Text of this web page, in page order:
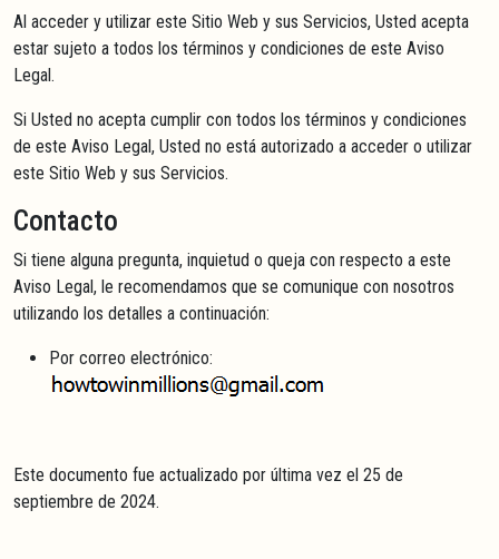
Al acceder y utilizar este Sitio Web y sus Servicios, Usted acepta
estar sujeto a todos los términos y condiciones de este Aviso
Legal.
Si Usted no acepta cumplir con todos los términos y condiciones
de este Aviso Legal, Usted no está autorizado a acceder o utilizar
este Sitio Web y sus Servicios.
Contacto
Si tiene alguna pregunta, inquietud o queja con respecto a este
Aviso Legal, le recomendamos que se comunique con nosotros
utilizando los detalles a continuación:
Por correo electrónico:
Este documento fue actualizado por última vez el 25 de
septiembre de 2024.